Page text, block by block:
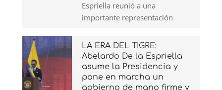
Espriella reunió a una
importante representación
LA ERA DEL TIGRE:
Abelardo De la Espriella
asume la Presidencia y
pone en marcha un
gobierno de mano firme y